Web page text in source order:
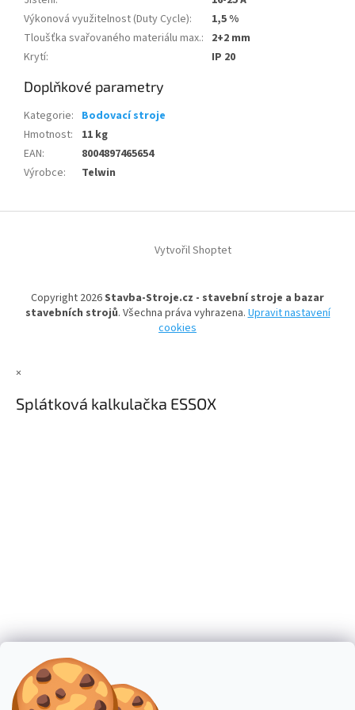
Výkonová využitelnost (Duty Cycle):
1,5 %
Tloušťka svařovaného materiálu max.: 2+2 mm
Krytí: IP 20
Doplňkové parametry
Kategorie: Bodovací stroje
Hmotnost:
11 kg
EAN:
8004897465654
Výrobce: Telwin
Vytvořil Shoptet
Copyright 2026Stavba-Stroje.cz - stavební stroje a bazar
stavebních strojů. Všechna práva vyhrazena.Upravit nastavení
cookies
×
Splátková kalkulačka ESSOX